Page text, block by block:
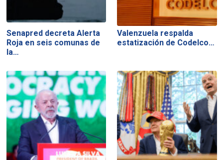
Senapred decreta Alerta
Roja en seis comunas de
la…
Valenzuela respalda
estatización de Codelco…